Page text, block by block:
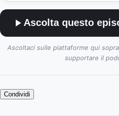
Ascolta questo
Ascoltaci sulle piattaforme qui
supportare il
Condividi